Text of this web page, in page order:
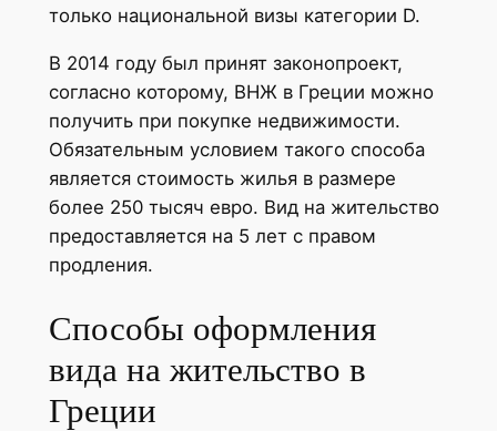
только национальной визы категории D.
В 2014 году был принят законопроект,
согласно которому, ВНЖ в Греции можно
получить при покупке недвижимости.
Обязательным условием такого способа
является стоимость жилья в размере
более 250 тысяч евро. Вид на жительство
предоставляется на 5 лет с правом
продления.
Способы оформления
вида на жительство в
Греции